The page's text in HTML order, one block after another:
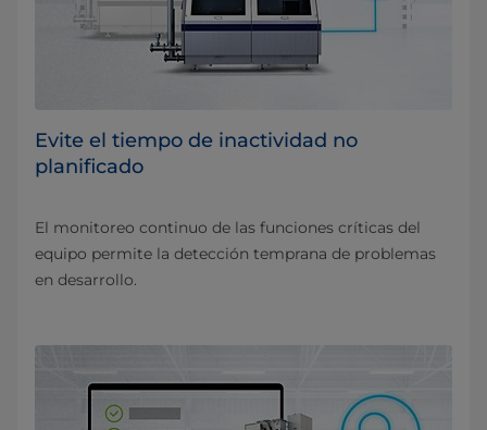
Evite el tiempo de inactividad no
planificado
El monitoreo continuo de las funciones críticas del
equipo permite la detección temprana de problemas
en desarrollo.